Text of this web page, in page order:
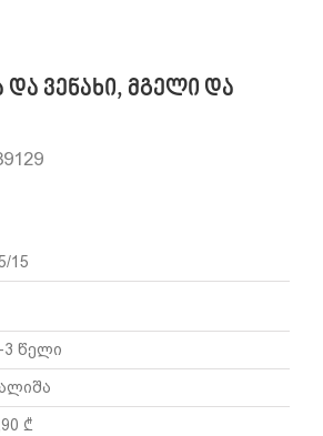
ვენახი, მგელი და
15
3 წელი
₾